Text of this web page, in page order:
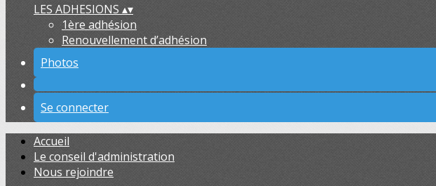
LES ADHESIONS ▴▾
1ère adhésion
Renouvellement d’adhésion
Photos
Se connecter
Accueil
Le conseil d'administration
Nous rejoindre